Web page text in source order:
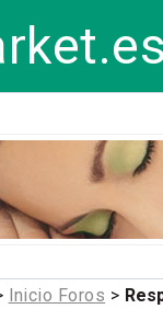
Inicio Foros >